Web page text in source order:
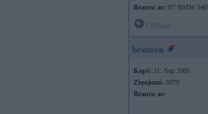
Braucu ar: 97’ BMW 540
bestmen
Kopš: 21. Sep 2005
Ziņojumi: 3979
Braucu ar: